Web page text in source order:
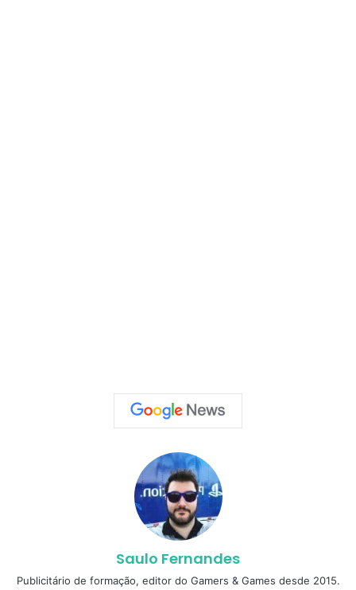
Saulo Fernandes
Publicitário de formação, editor do Gamers & Games desde 2015.